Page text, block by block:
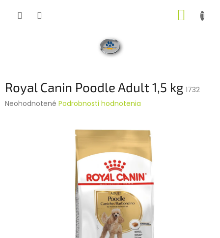
Royal Canin Poodle Adult 1,5 kg 1732
Priemerné
Neohodnotené Podrobnosti hodnotenia